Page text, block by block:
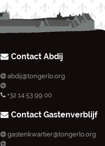
Contact Abdij
abdij@tongerlo.org
+32 14 53 99 00
Contact Gastenverblijf
gastenkwartier@tongerlo.org